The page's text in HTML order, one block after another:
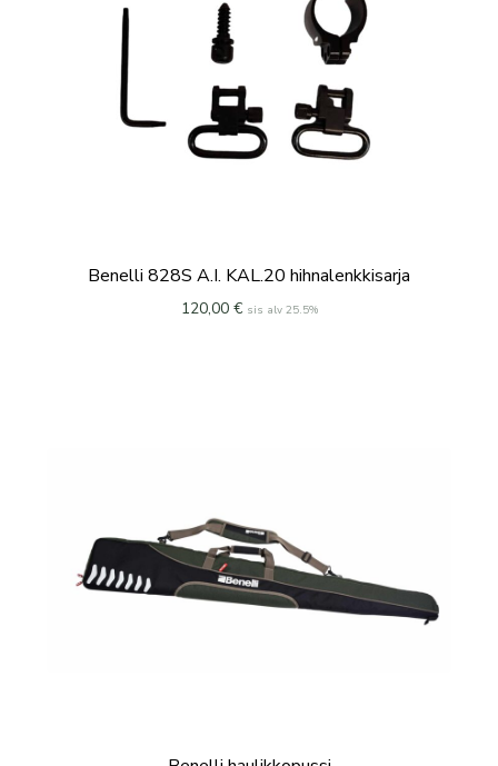
Benelli 828S A.I. KAL.20 hihnalenkkisarja
120,00 € sis alv 25.5%